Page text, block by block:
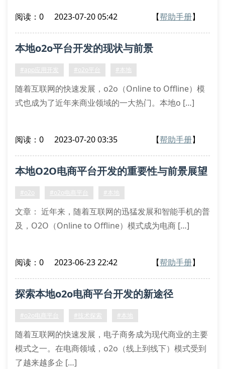
阅读：0 2023-07-20 05:42 【帮助手册】
本地o2o平台开发的现状与前景
#app应用开发 #o2o平台 #本地
随着互联网的快速发展，o2o（Online to Offline）模
式也成为了近年来商业领域的一大热门。本地o […]
阅读：0 2023-07-20 03:35 【帮助手册】
本地O2O电商平台开发的重要性与前景展望
#o2o #o2o电商平台 #本地
文章： 近年来，随着互联网的迅猛发展和智能手机的普
及，O2O（Online to Offline）模式成为电商 […]
阅读：0 2023-06-23 22:42 【帮助手册】
探索本地o2o电商平台开发的新途径
#o2o电商平台 #技术探索 #本地
随着互联网的快速发展，电子商务成为现代商业的主要
模式之一。在电商领域，o2o（线上到线下）模式受到
了越来越多企 […]